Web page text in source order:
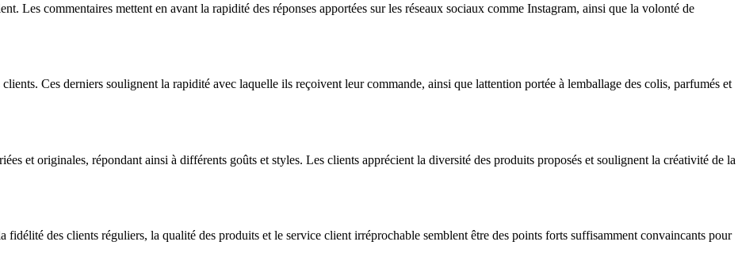
Les commentaires mettent en avant la rapidité des réponses apportées sur les réseaux sociaux comme Instagram, ainsi que la volonté de
Ces derniers soulignent la rapidité avec laquelle ils reçoivent leur commande, ainsi que lattention portée à lemballage des colis, parfumés et
et originales, répondant ainsi à différents goûts et styles. Les clients apprécient la diversité des produits proposés et soulignent la créativité de la
fidélité des clients réguliers, la qualité des produits et le service client irréprochable semblent être des points forts suffisamment convaincants pour